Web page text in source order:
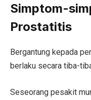
Simptom-
Prostatitis
Bergantung kepada
berlaku secara tiba-
Seseorang pesakit